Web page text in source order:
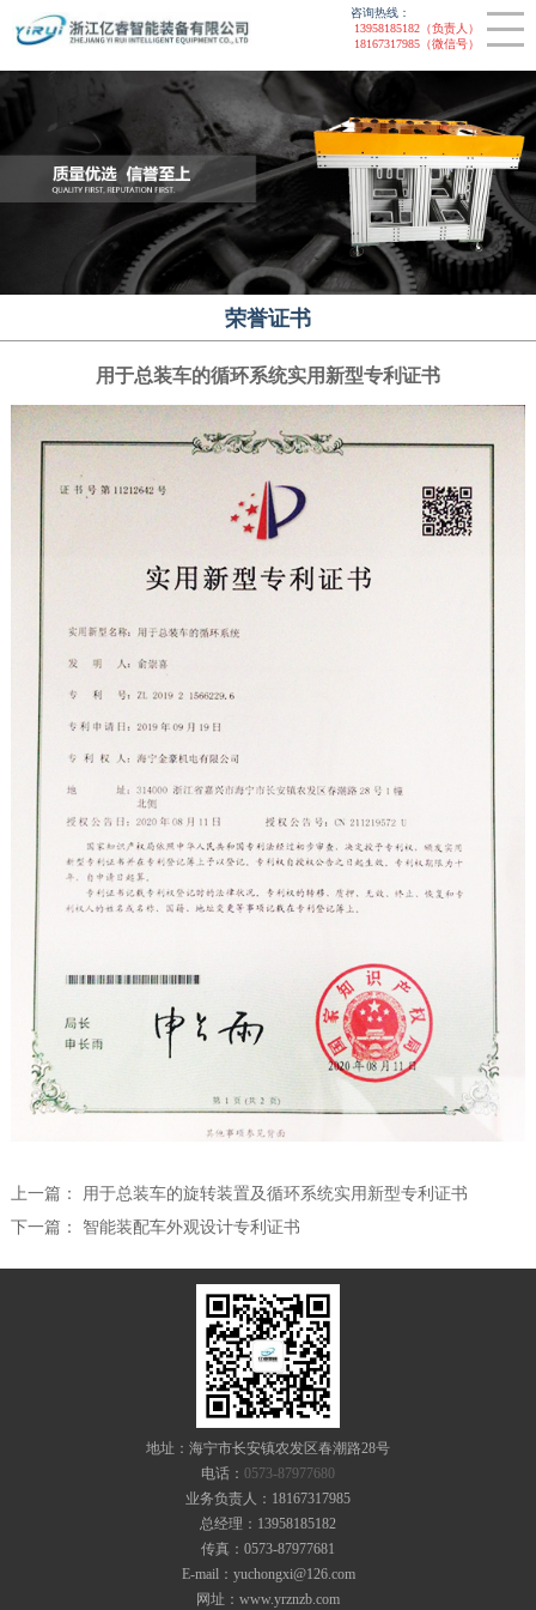
咨询热线：
13958185182（负责人）
18167317985（微信号）
非标设备
提升机
智能装配线
链板线
联系我们
CLOSE
荣誉证书
用于总装车的循环系统实用新型专利证书
上一篇： 用于总装车的旋转装置及循环系统实用新型专利证书
下一篇： 智能装配车外观设计专利证书
地址：海宁市长安镇农发区春潮路28号
电话： 0573-87977680
业务负责人：18167317985
总经理：13958185182
传真：0573-87977681
E-mail：yuchongxi@126.com
网址：www.yrznzb.com